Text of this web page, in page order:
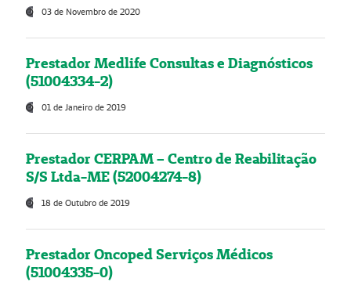
03 de Novembro de 2020
Prestador Medlife Consultas e Diagnósticos
(51004334-2)
01 de Janeiro de 2019
Prestador CERPAM – Centro de Reabilitação
S/S Ltda-ME (52004274-8)
18 de Outubro de 2019
Prestador Oncoped Serviços Médicos
(51004335-0)